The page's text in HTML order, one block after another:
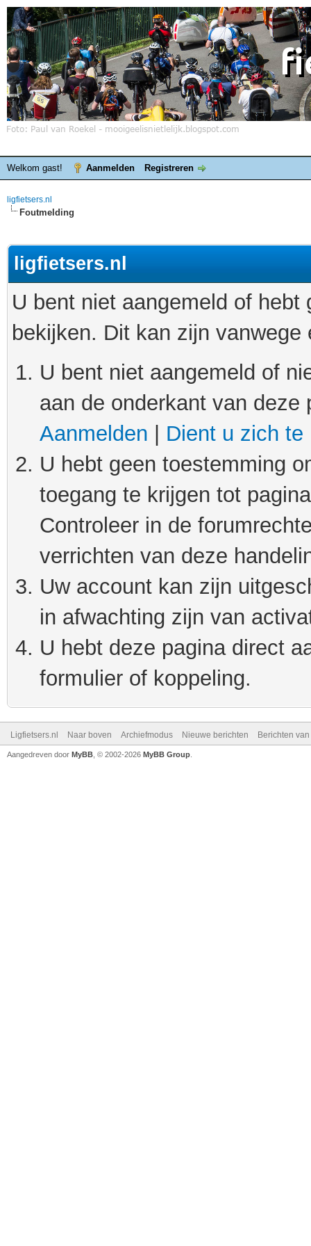
Welkom gast! Aanmelden Registreren
ligfietsers.nl
Foutmelding
ligfietsers.nl
U bent niet aangemeld of
bekijken. Dit kan zijn
U bent niet aangemeld of
aan de onderkant van
Aanmelden
Dient u zich te
U hebt geen toestemming
toegang te krijgen tot
Controleer in de
verrichten van deze
Uw account kan zijn
in afwachting zijn van
U hebt deze pagina direct
formulier of koppeling.
Ligfietsers.nl Naar boven Archiefmodus Nieuwe berichten Berichten
Aangedreven door MyBB , © 2002-2026 MyBB Group